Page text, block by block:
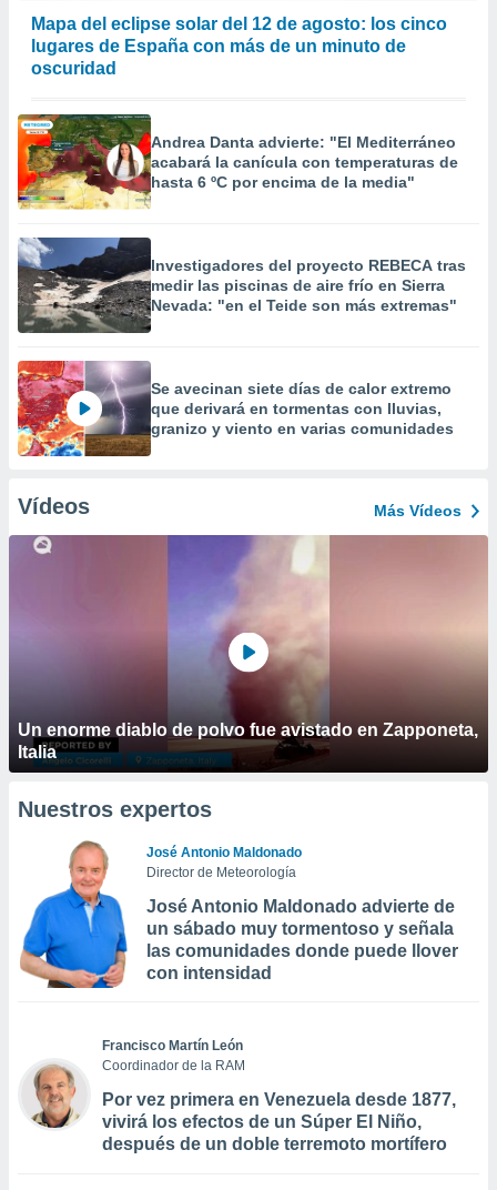
Mapa del eclipse solar del 12 de agosto: los cinco
lugares de España con más de un minuto de
oscuridad
Andrea Danta advierte: "El Mediterráneo
acabará la canícula con temperaturas de
hasta 6 ºC por encima de la media"
Investigadores del proyecto REBECA tras
medir las piscinas de aire frío en Sierra
Nevada: "en el Teide son más extremas"
Se avecinan siete días de calor extremo
que derivará en tormentas con lluvias,
granizo y viento en varias comunidades
Vídeos Más Vídeos
Un enorme diablo de polvo fue avistado en Zapponeta,
Italia
Nuestros expertos
José Antonio Maldonado
Director de Meteorología
José Antonio Maldonado advierte de
un sábado muy tormentoso y señala
las comunidades donde puede llover
con intensidad
Francisco Martín León
Coordinador de la RAM
Por vez primera en Venezuela desde 1877,
vivirá los efectos de un Súper El Niño,
después de un doble terremoto mortífero